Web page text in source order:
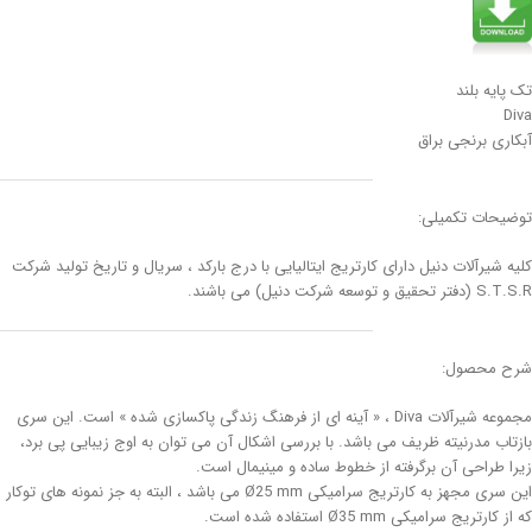
تک پایه بلند
Diva
آبکاری برنجی براق
توضیحات تکمیلی:
کلیه شیرآلات دنیل دارای کارتریج ایتالیایی با درج بارکد ، سریال و تاریخ تولید شرکت
S.T.S.R (دفتر تحقیق و توسعه شرکت دنیل) می باشند.
شرح محصول:
مجموعه شیرآلات Diva ، « آینه ای از فرهنگ زندگی پاکسازی شده » است. این سری
بازتاب مدرنیته ظریف می باشد. با بررسی اشکال آن می توان به اوج زیبایی پی برد،
زیرا طراحی آن برگرفته از خطوط ساده و مینیمال است.
این سری مجهز به کارتریج سرامیکی Ø25 mm می باشد ، البته به جز نمونه های توکار
که از کارتریج سرامیکی Ø35 mm استفاده شده است.